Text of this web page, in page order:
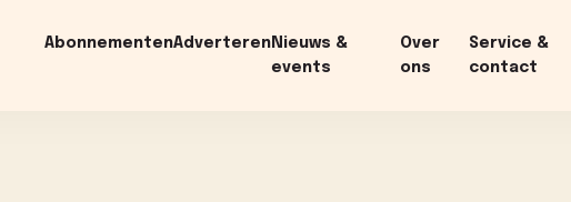
AbonnementenAdverteren Nieuws &
events
Over
ons
Service &
contact